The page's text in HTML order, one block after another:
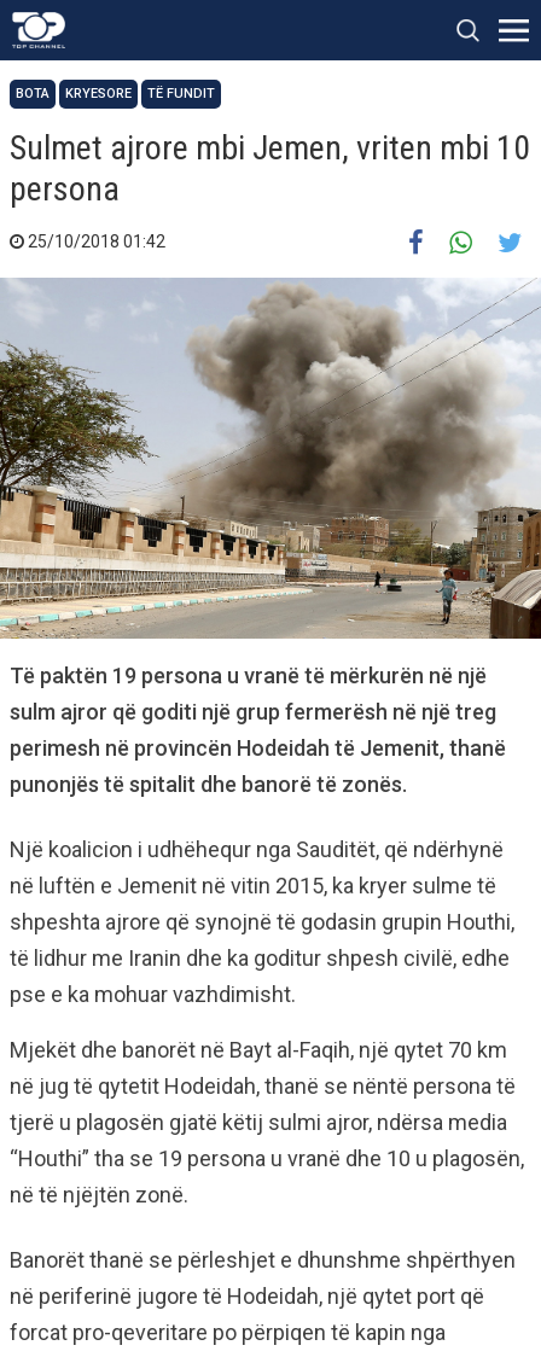
BOTA KRYESORE TË FUNDIT
Sulmet ajrore mbi Jemen, vriten mbi 10
persona
25/10/2018 01:42
Të paktën 19 persona u vranë të mërkurën në një
sulm ajror që goditi një grup fermerësh në një treg
perimesh në provincën Hodeidah të Jemenit, thanë
punonjës të spitalit dhe banorë të zonës.
Një koalicion i udhëhequr nga Sauditët, që ndërhynë
në luftën e Jemenit në vitin 2015, ka kryer sulme të
shpeshta ajrore që synojnë të godasin grupin Houthi,
të lidhur me Iranin dhe ka goditur shpesh civilë, edhe
pse e ka mohuar vazhdimisht.
Mjekët dhe banorët në Bayt al-Faqih, një qytet 70 km
në jug të qytetit Hodeidah, thanë se nëntë persona të
tjerë u plagosën gjatë këtij sulmi ajror, ndërsa media
“Houthi” tha se 19 persona u vranë dhe 10 u plagosën,
në të njëjtën zonë.
Banorët thanë se përleshjet e dhunshme shpërthyen
në periferinë jugore të Hodeidah, një qytet port që
forcat pro-qeveritare po përpiqen të kapin nga